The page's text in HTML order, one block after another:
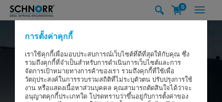
การตั้งค่าคุกกี้
เราใช้คุกกี้เพื่อมอบประสบการณ์เว็บไซต์ที่ดีที่สุดให้กับคุณ ซึ่ง
รวมถึงคุกกี้ที่จำเป็นสำหรับการดำเนินการเว็บไซต์และการ
จัดการเป้าหมายทางการค้าของเรา รวมถึงคุกกี้ที่ใช้เพื่อ
วัตถุประสงค์ในการรวบรวมสถิติที่ไม่ระบุตัวตน ปรับปรุงการใช้
งาน หรือแสดงเนื้อหาส่วนบุคคล คุณสามารถตัดสินใจได้ว่าจะ
อนุญาตคุกกี้ประเภทใด โปรดทราบว่าขึ้นอยู่กับการตั้งค่าของ
0